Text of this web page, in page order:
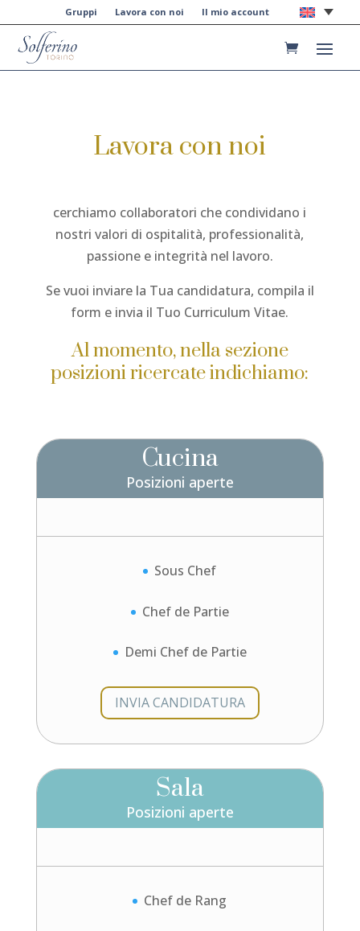
Gruppi Lavora con noi Il mio account
Lavora con noi
cerchiamo collaboratori che condividano i
nostri valori di ospitalità, professionalità,
passione e integrità nel lavoro.
Se vuoi inviare la Tua candidatura, compila il
form e invia il Tuo Curriculum Vitae.
Al momento, nella sezione
posizioni ricercate indichiamo:
Cucina
Posizioni aperte
Sous Chef
Chef de Partie
Demi Chef de Partie
INVIA CANDIDATURA
Sala
Posizioni aperte
Chef de Rang